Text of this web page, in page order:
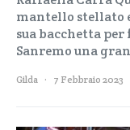
mantello stellato
sua bacchetta
Sanremo una
Gilda 7 Febbraio 2023